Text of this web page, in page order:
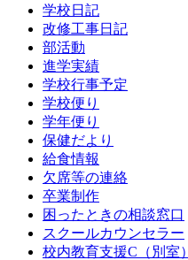
学校日記
改修工事日記
部活動
進学実績
学校行事予定
学校便り
学年便り
保健だより
給食情報
欠席等の連絡
卒業制作
困ったときの相談窓口
スクールカウンセラー
校内教育支援C（別室）